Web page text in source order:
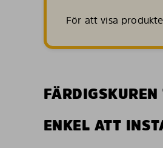
För att visa
ENKEL ATT